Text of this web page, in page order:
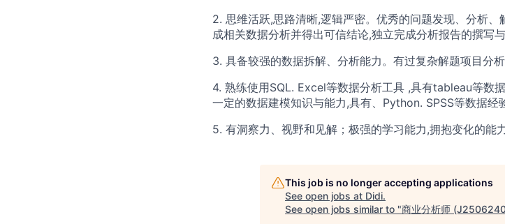
2. 思维活跃,思路清晰,逻辑严密。优秀的问题发现、分析
成相关数据分析并得出可信结论,独立完成分析报告的撰写
3. 具备较强的数据拆解、分析能力。有过复杂解题项目分析
4. 熟练使用SQL. Excel等数据分析工具 ,具有tableau等数
一定的数据建模知识与能力,具有、Python. SPSS等数据经
5. 有洞察力、视野和见解；极强的学习能力,拥抱变化的能
This job is no longer accepting applications
See open jobs at Didi.
See open jobs similar to "商业分析师